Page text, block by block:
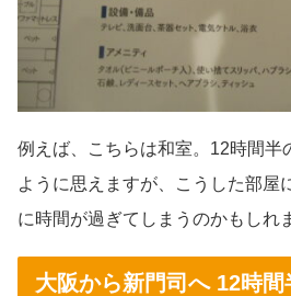
例えば、こちらは和室。12時間半
ように思えますが、こうした部屋
に時間が過ぎてしまうのかもしれ
大阪から新門司へ 12時間